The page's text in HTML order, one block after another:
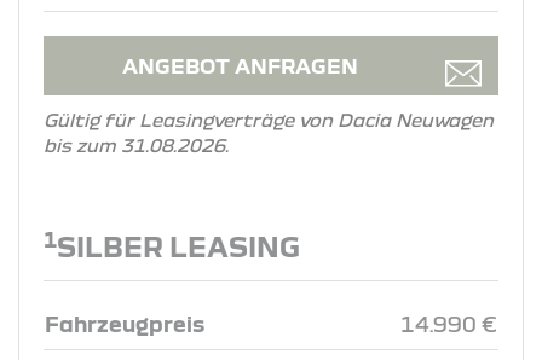
ANGEBOT ANFRAGEN
Gültig für Leasingverträge von Dacia Neuwagen
bis zum 31.08.2026.
1SILBER LEASING
Fahrzeugpreis 14.990 €